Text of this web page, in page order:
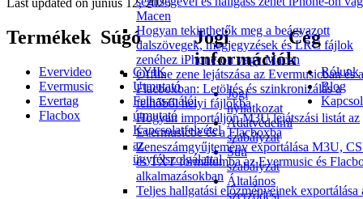
Macen
Hogyan tekinthetők meg a beágyazott
dalszövegek, megjegyzések és LRC fájlok
zenéhez iPhone-on vagy Macen
Offline zene lejátszása az Evermusicban és a
Flacboxban: Letöltés és szinkronizálás a
felhőből helyi fájlokba
Hogyan importáljon M3U lejátszási listát az
Evermusicbe és a Flacboxba
Zeneszámgyűjtemény exportálása M3U,
és TXT formátumba az Evermusic és
alkalmazásokban
Teljes hallgatási előzményeinek exportálása
Termékek
Evervideo
Evermusic
Evertag
Flacbox
Súgó
GYIK
Útmutató
Felhasználói
útmutató
Kapcsolatfelvétel
az
ügyfélszolgálattal
Jogi
információk
Jogi
nyilatkozat
Adatvédelmi
szabályzat
Süti
szabályzat
Általános
szerződési
Cég
Rólunk
Blog